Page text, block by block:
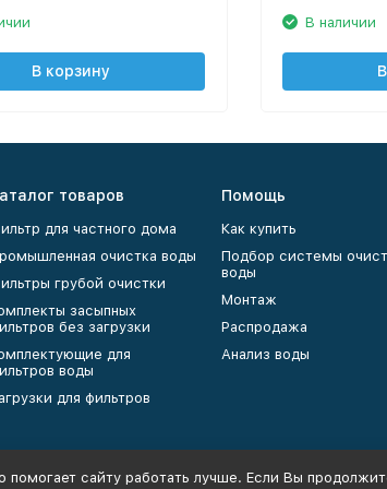
В корзину
В наличии
товаров
для частного дома
очистка воды
грубой очистки
засыпных
без загрузки
для
воды
для фильтров
Помощь
Как купить
Подбор системы
воды
Монтаж
Распродажа
Анализ воды
сайту работать лучше. Если Вы